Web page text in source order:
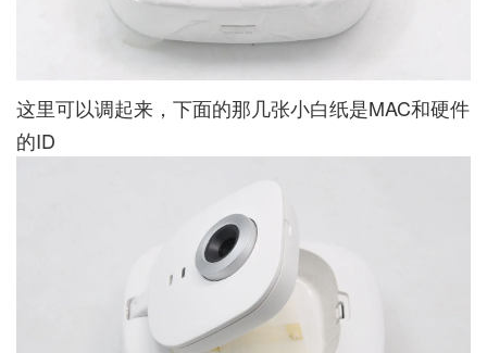
这里可以调起来，下面的那几张小白纸是MAC和硬件
的ID